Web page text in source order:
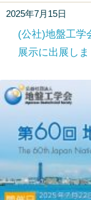
2025年7月15日
(公社)地盤工学
展示に出展し